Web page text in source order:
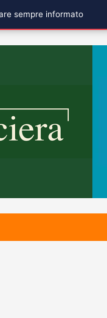
sempre informato